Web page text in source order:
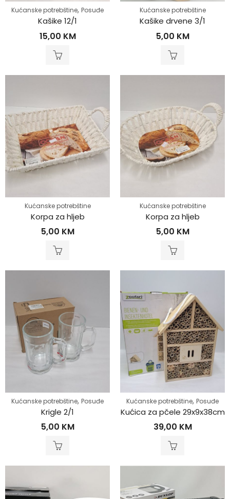
Kućanske potrebštine, Posuđe
Kašike 12/1
15,00 KM
Kućanske potrebštine
Kašike drvene 3/1
5,00 KM
Kućanske potrebštine
Korpa za hljeb
5,00 KM
Kućanske potrebštine
Korpa za hljeb
5,00 KM
Kućanske potrebštine, Posuđe
Krigle 2/1
5,00 KM
Kućanske potrebštine, Posuđe
Kućica za pčele 29x9x38cm
39,00 KM